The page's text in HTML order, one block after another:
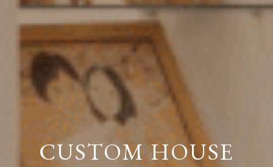
CUSTOM HOUSE